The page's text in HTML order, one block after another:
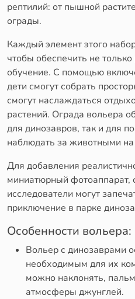
рептилий: от пышной
ограды.
Каждый элемент этого
чтобы обеспечить не
обучение. С помощью
дети смогут собрать
смогут наслаждаться
растений. Ограда вольера
для динозавров, так и для
наблюдать за животными
Для добавления
миниатюрный
исследователи могут
приключение в парке
Особенности вольера:
Вольер с динозаврами
необходимым для их
можно наклонять,
атмосферы джунглей.